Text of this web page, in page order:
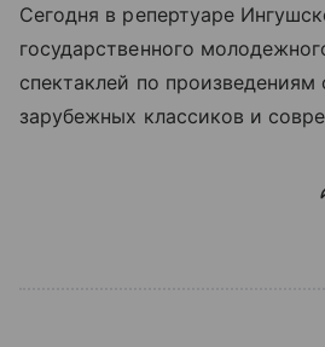
Сегодня в репертуаре
государственного
спектаклей по произведениям
зарубежных классиков и